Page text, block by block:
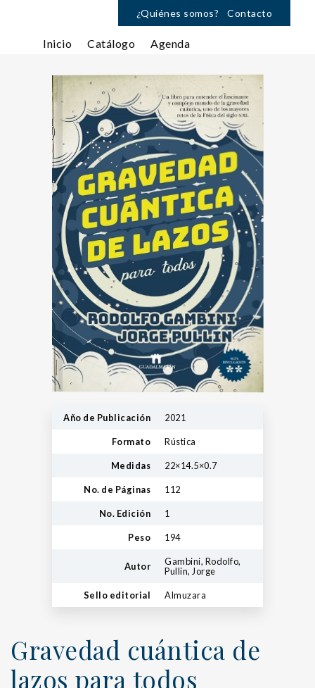
¿Quiénes somos? Contacto
Inicio Catálogo Agenda
Año de Publicación 2021
Formato Rústica
Medidas 22×14.5×0.7
No. de Páginas 112
No. Edición 1
Peso 194
Autor
Gambini, Rodolfo,
Pullin, Jorge
Sello editorial Almuzara
Gravedad cuántica de
lazos para todos